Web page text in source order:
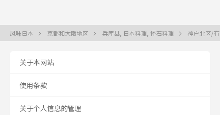
风味日本 京都和大阪地区 兵库县, 日本料理, 怀石料理 神户北区/
关于本网站
使用条款
关于个人信息的管理